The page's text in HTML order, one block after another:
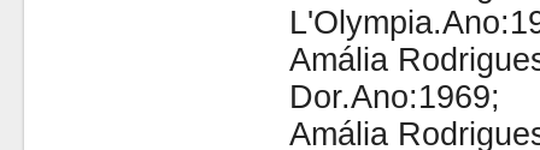
Amália
Dor.Ano:1969;
Amália